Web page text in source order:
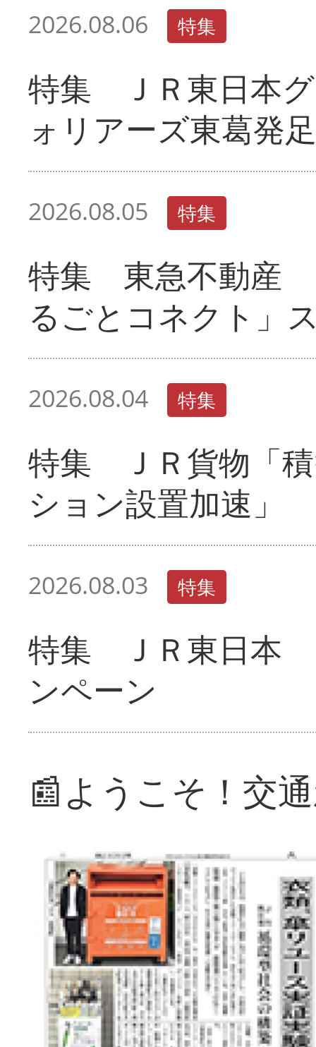
2026.08.06 特集
特集 ＪＲ東日本
ォリアーズ東葛発足
2026.08.05 特集
特集 東急不動産
るごとコネクト」
2026.08.04 特集
特集 ＪＲ貨物「
ション設置加速」
2026.08.03 特集
特集 ＪＲ東日本
ンペーン
📰ようこそ！交